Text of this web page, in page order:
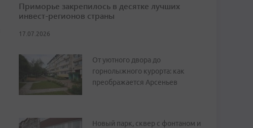
Приморье закрепилось в десятке лучших
инвест-регионов страны
17.07.2026
От уютного двора до
горнолыжного курорта: как
преображается Арсеньев
Новый парк, сквер с фонтаном и